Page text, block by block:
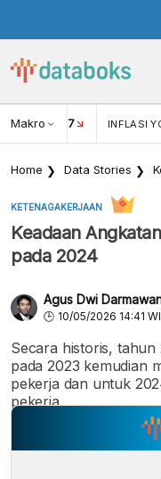
Makro
USD/IDR 17 INFLASI
Home Data Stories
KETENAGAKERJAAN
Keadaan
pada 2024
Agus Dwi
10/05/2026 14:41
Secara historis,
pada 2023 kemudian
pekerja dan untuk
pekerja.